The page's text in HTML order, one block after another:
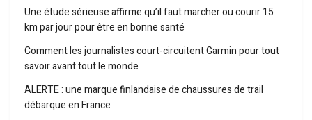
Une étude sérieuse affirme qu’il faut marcher ou courir 15
km par jour pour être en bonne santé
Comment les journalistes court-circuitent Garmin pour tout
savoir avant tout le monde
ALERTE : une marque finlandaise de chaussures de trail
débarque en France